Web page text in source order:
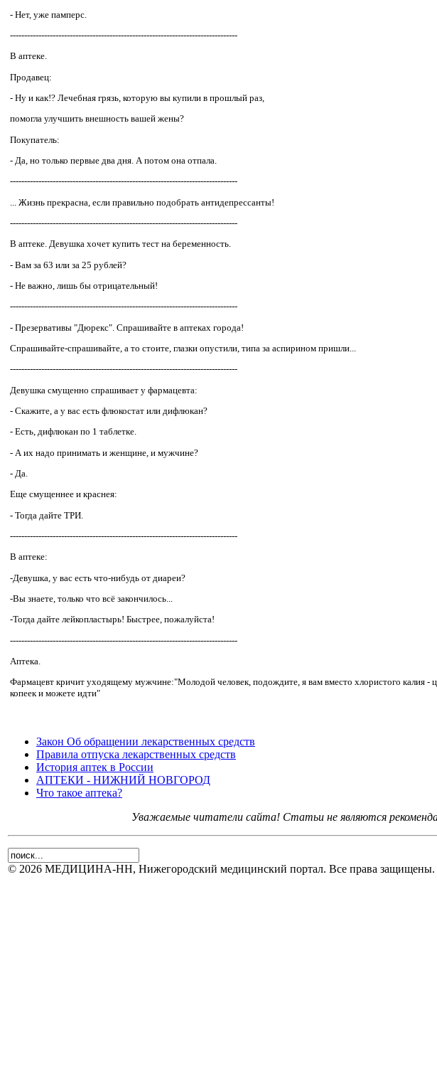
- Нет, уже памперс.
--------------------------------------------------------------------------------
В аптеке.
Продавец:
- Ну и как!? Лечебная грязь, которую вы купили в прошлый раз,
помогла улучшить внешность вашей жены?
Покупатель:
- Да, но только первые два дня. А потом она отпала.
--------------------------------------------------------------------------------
... Жизнь прекрасна, если правильно подобрать антидепрессанты!
--------------------------------------------------------------------------------
В аптеке. Девушка хочет купить тест на беременность.
- Вам за 63 или за 25 рублей?
- Не важно, лишь бы отрицательный!
--------------------------------------------------------------------------------
- Презервативы "Дюрекс". Спрашивайте в аптеках города!
Спрашивайте-спрашивайте, а то стоите, глазки опустили, типа за аспирином пришли...
--------------------------------------------------------------------------------
Девушка смущенно спрашивает у фармацевта:
- Скажите, а у вас есть флюкостат или дифлюкан?
- Есть, дифлюкан по 1 таблетке.
- А их надо принимать и женщине, и мужчине?
- Да.
Еще смущеннее и краснея:
- Тогда дайте ТРИ.
--------------------------------------------------------------------------------
В аптеке:
-Девушка, у вас есть что-нибудь от диареи?
-Вы знаете, только что всё закончилось...
-Тогда дайте лейкопластырь! Быстрее, пожалуйста!
--------------------------------------------------------------------------------
Аптека.
Фармацевт кричит уходящему мужчине:"Молодой человек, подождите, я вам вместо хлористого калия -
копеек и можете идти"
Закон Об обращении лекарственных средств
Правила отпуска лекарственных средств
История аптек в России
АПТЕКИ - НИЖНИЙ НОВГОРОД
Что такое аптека?
Уважаемые читатели сайта! Статьи не являются
© 2026 МЕДИЦИНА-НН, Нижегородский медицинский портал. Все права защищены.